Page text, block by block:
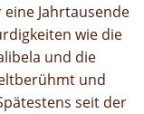
Jahrtausende
wie die
und die
und
seit der